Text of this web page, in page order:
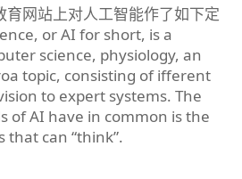
网站上对人工智能作了如下定
or AI for short, is a
science, physiology, an
topic, consisting of ifferent
to expert systems. The
of AI have in common is the
that can “think”.